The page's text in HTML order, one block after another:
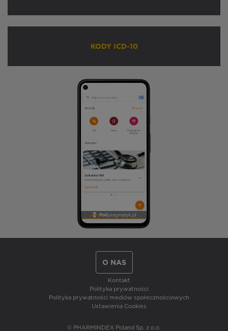
KODY ICD-10
O NAS
Kontakt
Polityka prywatności
Polityka prywatności mediów społecznościowych
Ustawienia Cookies
© PHARMINDEX Poland Sp. z o.o.